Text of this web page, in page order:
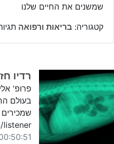
שמשנים את החיים שלנו
קטגוריה: בריאות ורפואה
רדיו
פרופ'
בעולם
listener
07/11/2017